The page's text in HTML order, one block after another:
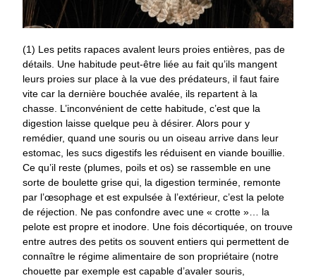
(1) Les petits rapaces avalent leurs proies entières, pas de
détails. Une habitude peut-être liée au fait qu’ils mangent
leurs proies sur place à la vue des prédateurs, il faut faire
vite car la dernière bouchée avalée, ils repartent à la
chasse. L’inconvénient de cette habitude, c’est que la
digestion laisse quelque peu à désirer. Alors pour y
remédier, quand une souris ou un oiseau arrive dans leur
estomac, les sucs digestifs les réduisent en viande bouillie.
Ce qu’il reste (plumes, poils et os) se rassemble en une
sorte de boulette grise qui, la digestion terminée, remonte
par l’œsophage et est expulsée à l’extérieur, c’est la pelote
de réjection. Ne pas confondre avec une « crotte »… la
pelote est propre et inodore. Une fois décortiquée, on trouve
entre autres des petits os souvent entiers qui permettent de
connaître le régime alimentaire de son propriétaire (notre
chouette par exemple est capable d’avaler souris,